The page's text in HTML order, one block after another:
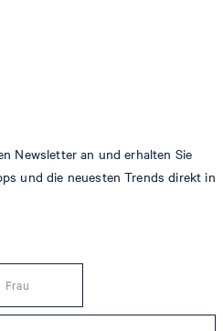
Newsletter an und erhalten Sie
und die neuesten Trends direkt in
Frau